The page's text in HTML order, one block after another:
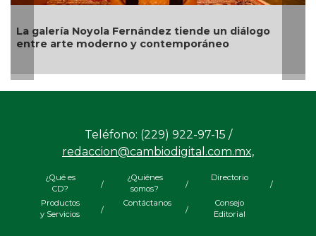
Cultura exige retirar de subasta en España
piezas arqueológicas de México
Teléfono: (229) 922-97-15 /
redaccion@cambiodigital.com.mx,
¿Qué es
CD?
/
¿Quiénes
somos?
/
Directorio
/
Productos
y Servicios
/
Contáctanos
/
Consejo
Editorial